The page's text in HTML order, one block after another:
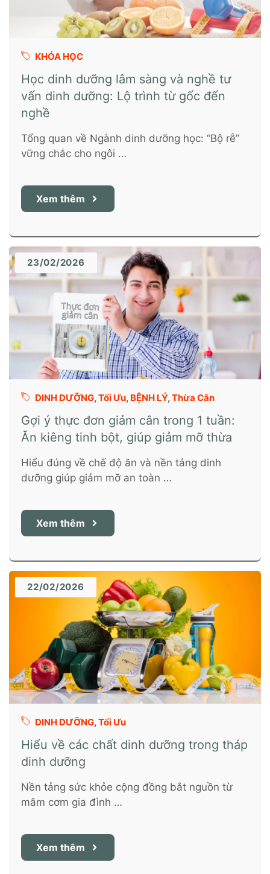
KHÓA HỌC
Học dinh dưỡng lâm sàng và nghề tư
vấn dinh dưỡng: Lộ trình từ gốc đến
nghề
Tổng quan về Ngành dinh dưỡng học: “Bộ rễ”
vững chắc cho ngôi …
Xem thêm
23/02/2026
DINH DƯỠNG,Tối Ưu, BỆNH LÝ,Thừa Cân
Gợi ý thực đơn giảm cân trong 1 tuần:
Ăn kiêng tinh bột, giúp giảm mỡ thừa
Hiểu đúng về chế độ ăn và nền tảng dinh
dưỡng giúp giảm mỡ an toàn …
Xem thêm
22/02/2026
DINH DƯỠNG,Tối Ưu
Hiểu về các chất dinh dưỡng trong tháp
dinh dưỡng
Nền tảng sức khỏe cộng đồng bắt nguồn từ
mâm cơm gia đình …
Xem thêm